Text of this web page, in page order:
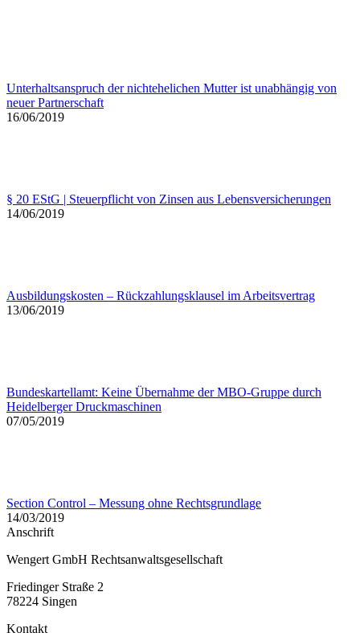
Unterhaltsanspruch der nichtehelichen Mutter ist unabhängig von
neuer Partnerschaft
16/06/2019
§ 20 EStG | Steuerpflicht von Zinsen aus Lebensversicherungen
14/06/2019
Ausbildungskosten – Rückzahlungsklausel im Arbeitsvertrag
13/06/2019
Bundeskartellamt: Keine Übernahme der MBO-Gruppe durch
Heidelberger Druckmaschinen
07/05/2019
Section Control – Messung ohne Rechtsgrundlage
14/03/2019
Anschrift
Wengert GmbH Rechtsanwaltsgesellschaft
Friedinger Straße 2
78224 Singen
Kontakt